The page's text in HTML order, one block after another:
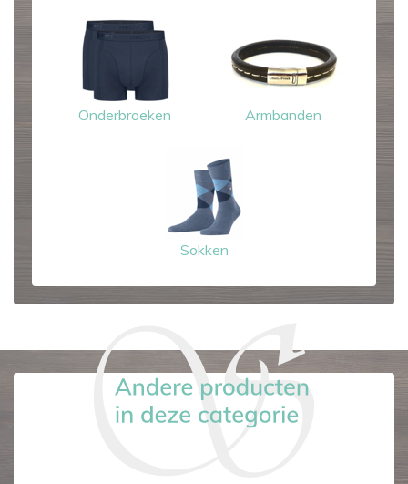
Onderbroeken Armbanden
Sokken